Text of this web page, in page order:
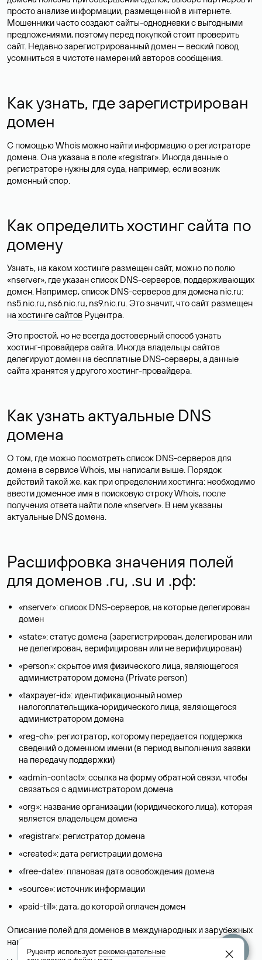
просто анализе информации, размещенной в интернете.
Мошенники часто создают сайты-однодневки с выгодными
предложениями, поэтому перед покупкой стоит проверить
сайт. Недавно зарегистрированный домен — веский повод
усомниться в чистоте намерений авторов сообщения.
Как узнать, где зарегистрирован
домен
С помощью Whois можно найти информацию о регистраторе
домена. Она указана в поле «registrar». Иногда данные о
регистраторе нужны для суда, например, если возник
доменный спор.
Как определить хостинг сайта по
домену
Узнать, на каком хостинге размещен сайт, можно по полю
«nserver», где указан список DNS-серверов, поддерживающих
домен. Например, список DNS-серверов для домена nic.ru:
ns5.nic.ru, ns6.nic.ru, ns9.nic.ru. Это значит, что сайт размещен
на хостинге сайтов Руцентра.
Это простой, но не всегда достоверный способ узнать
хостинг-провайдера сайта. Иногда владельцы сайтов
делегируют домен на бесплатные DNS-серверы, а данные
сайта хранятся у другого хостинг-провайдера.
Как узнать актуальные DNS
домена
О том, где можно посмотреть список DNS-серверов для
домена в сервисе Whois, мы написали выше. Порядок
действий такой же, как при определении хостинга: необходимо
ввести доменное имя в поисковую строку Whois, после
получения ответа найти поле «nserver». В нем указаны
актуальные DNS домена.
Расшифровка значения полей
для доменов .ru, .su и .рф:
«nserver»: список DNS-серверов, на которые делегирован
домен
«state»: статус домена (зарегистрирован, делегирован или
не делегирован, верифицирован или не верифицирован)
«person»: скрытое имя физического лица, являющегося
администратором домена (Privatе person)
«taxpayer-id»: идентификационный номер
налогоплательщика-юридического лица, являющегося
администратором домена
«reg-ch»: регистратор, которому передается поддержка
сведений о доменном имени (в период выполнения заявки
на передачу поддержки)
«admin-contact»: ссылка на форму обратной связи, чтобы
связаться с администратором домена
«org»: название организации (юридического лица), которая
является владельцем домена
«registrar»: регистратор домена
«created»: дата регистрации домена
«free-date»: плановая дата освобождения домена
«source»: источник информации
«paid-till»: дата, до которой оплачен домен
Описание полей для доменов в международных и зарубежных
национальных доменах представлены в разделе «Помощь».
Руцентр используетрекомендательные